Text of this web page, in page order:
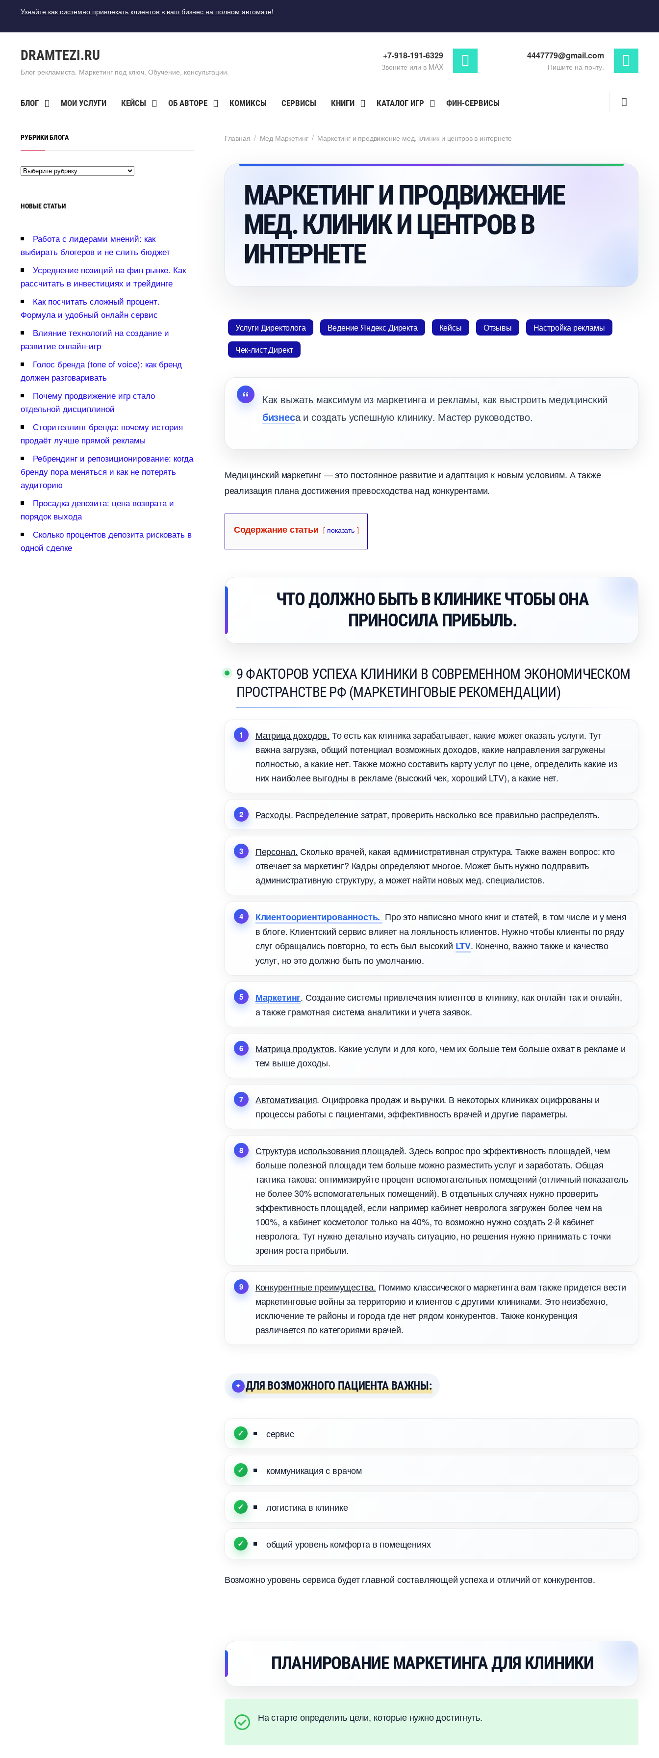
Узнайте как системно привлекать клиентов в ваш бизнес на полном автомате!
DRAMTEZI.RU
Блог рекламиста. Маркетинг под ключ. Обучение, консультации.
+7-918-191-6329
Звоните или в MAX
4447779@gmail.com
Пишите на почту.
БЛОГ МОИ УСЛУГИ КЕЙСЫ ОБ АВТОРЕ КОМИКСЫ СЕРВИСЫ КНИГИ КАТАЛОГ ИГР ФИН-СЕРВИСЫ
Главная / Мед Маркетин/ Маркетинг и продвижение мед. клиник и центров в интернете
МАРКЕТИНГ И ПРОДВИЖЕНИЕ
МЕД. КЛИНИК И ЦЕНТРО
ИНТЕРНЕТЕ
Услуги Директолога едение Яндекс Директа Кейсы Отзывы
Настройка рекламы
Чек-лист Директ
Как выжать максимум из маркетинга и рекламы, как выстроить медицинский
изнеса и создать успешную клинику. Мастер руководство.
Медицинский маркетинг — это постоянное развитие и адаптация к новым условиям. А также
реализация плана достижения превосходства над конкурентами.
Содержание статьи показать
ЧТО ДОЛЖНО БЫТЬ В КЛИНИКЕ ЧТОБЫ ОНА
ПРИНОСИЛА ПРИБЫЛЬ.
9 ФАКТОРОВ УСПЕХА КЛИНИКИ В СОВРЕМЕННОМ ЭКОНОМИЧЕСКОМ
ПРОСТРАНСТВЕ РФ (МАРКЕТИНГОВЫЕ РЕКОМЕНДАЦИИ)
Матрица доходов. То есть как клиника зарабатывает, какие может оказать услуги. Тут
ажна загрузка, общий потенциал возможных доходов, какие направления загружены
полностью, а какие нет. Также можно составить карту услуг по цене, определить какие из
них наиболее выгодны в рекламе (высокий чек, хороший LTV), а какие нет.
Расходы. Распределение затрат, проверить насколько все правильно распределять.
Персонал. Сколько врачей, какая административная структура. Также важен вопрос: кто
отвечает за маркетинг? Кадры определяют многое. Может быть нужно подправить
административную структуру, а может найти новых мед. специалистов.
Клиентоориентированность. Про это написано много книг и статей, в том числе и у меня
логе. Клиентский сервис влияет на лояльность клиентов. Нужно чтобы клиенты по ряду
слуг обращались повторно, то есть был высокий LTV. Конечно, важно также и качество
услуг, но это должно быть по умолчанию.
Маркетин. Создание системы привлечения клиентов в клинику, как онлайн так и онлайн,
а также грамотная система аналитики и учета заявок.
Матрица продукто. Какие услуги и для кого, чем их больше тем больше охват в рекламе и
тем выше доходы.
Автоматизация. Оцифровка продаж и выручки. В некоторых клиниках оцифрованы и
процессы работы с пациентами, эффективность врачей и другие параметры.
Структура использования площадей. Здесь вопрос про эффективность площадей, чем
ольше полезной площади тем больше можно разместить услуг и заработать. Общая
тактика такова: оптимизируйте процент вспомогательных помещений (отличный показатель
не более 30% вспомогательных помещений). В отдельных случаях нужно проверить
эффективность площадей, если например кабинет невролога загружен более чем на
100%, а кабинет косметолог только на 40%, то возможно нужно создать 2-й кабинет
невролога. Тут нужно детально изучать ситуацию, но решения нужно принимать с точки
зрения роста прибыли.
Конкурентные преимущества. Помимо классического маркетинга вам также придется вести
маркетинговые войны за территорию и клиентов с другими клиниками. Это неизбежно,
исключение те районы и города где нет рядом конкурентов. Также конкуренция
различается по категориями врачей.
ДЛЯ ВОЗМОЖНОГО ПАЦИЕНТА ВАЖНЫ:
сервис
коммуникация с врачом
логистика в клинике
общий уровень комфорта в помещениях
озможно уровень сервиса будет главной составляющей успеха и отличий от конкурентов.
ПЛАНИРОВАНИЕ МАРКЕТИНГА ДЛЯ КЛИНИКИ
На старте определить цели, которые нужно достигнуть.
РУБРИКИ БЛОГА
НОВЫЕ СТАТЬИ
Работа с лидерами мнений: как
ыбирать блогеров и не слить бюджет
Усреднение позиций на фин рынке. Как
рассчитать в инвестициях и трейдинге
Как посчитать сложный процент.
Формула и удобный онлайн сервис
лияние технологий на создание и
развитие онлайн-игр
Голос бренда (tone of voice): как бренд
должен разговаривать
Почему продвижение игр стало
отдельной дисциплиной
Сторителлинг бренда: почему история
продаёт лучше прямой рекламы
Ребрендинг и репозиционирование: когда
ренду пора меняться и как не потерять
аудиторию
Просадка депозита: цена возврата и
порядок выхода
Сколько процентов депозита рисковать
одной сделке